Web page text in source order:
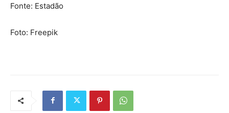
Fonte: Estadão
Foto: Freepik